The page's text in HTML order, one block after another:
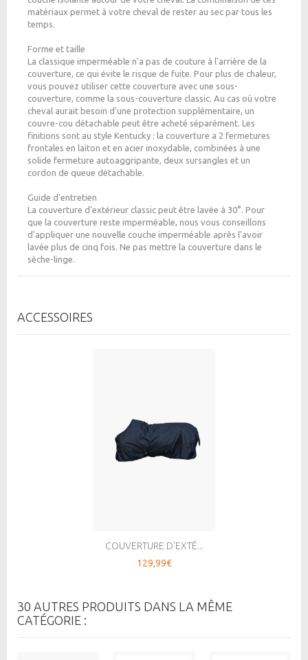
matériaux permet à votre cheval de rester au sec par tous les
temps.
Forme et taille
La classique imperméable n'a pas de couture à l'arrière de la
couverture, ce qui évite le risque de fuite. Pour plus de chaleur,
vous pouvez utiliser cette couverture avec une sous-
couverture, comme la sous-couverture classic. Au cas où votre
cheval aurait besoin d'une protection supplémentaire, un
couvre-cou détachable peut être acheté séparément. Les
finitions sont au style Kentucky : la couverture a 2 fermetures
frontales en laiton et en acier inoxydable, combinées à une
solide fermeture autoaggripante, deux sursangles et un
cordon de queue détachable.
Guide d'entretien
La couverture d’extérieur classic peut être lavée à 30°. Pour
que la couverture reste imperméable, nous vous conseillons
d'appliquer une nouvelle couche imperméable après l'avoir
lavée plus de cinq fois. Ne pas mettre la couverture dans le
sèche-linge.
ACCESSOIRES
COUVERTURE D'EXTÉ...
129,99€
30 AUTRES PRODUITS DANS LA MÊME
CATÉGORIE :